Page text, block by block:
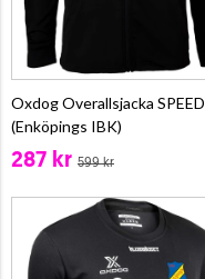
Oxdog Overallsjacka SPEED
(Enköpings IBK)
287 kr 599 kr